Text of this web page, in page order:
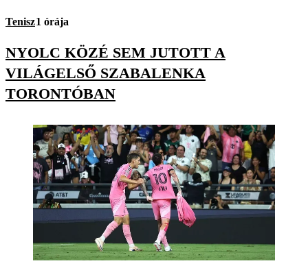
Tenisz1 órája
NYOLC KÖZÉ SEM JUTOTT A
VILÁGELSŐ SZABALENKA
TORONTÓBAN